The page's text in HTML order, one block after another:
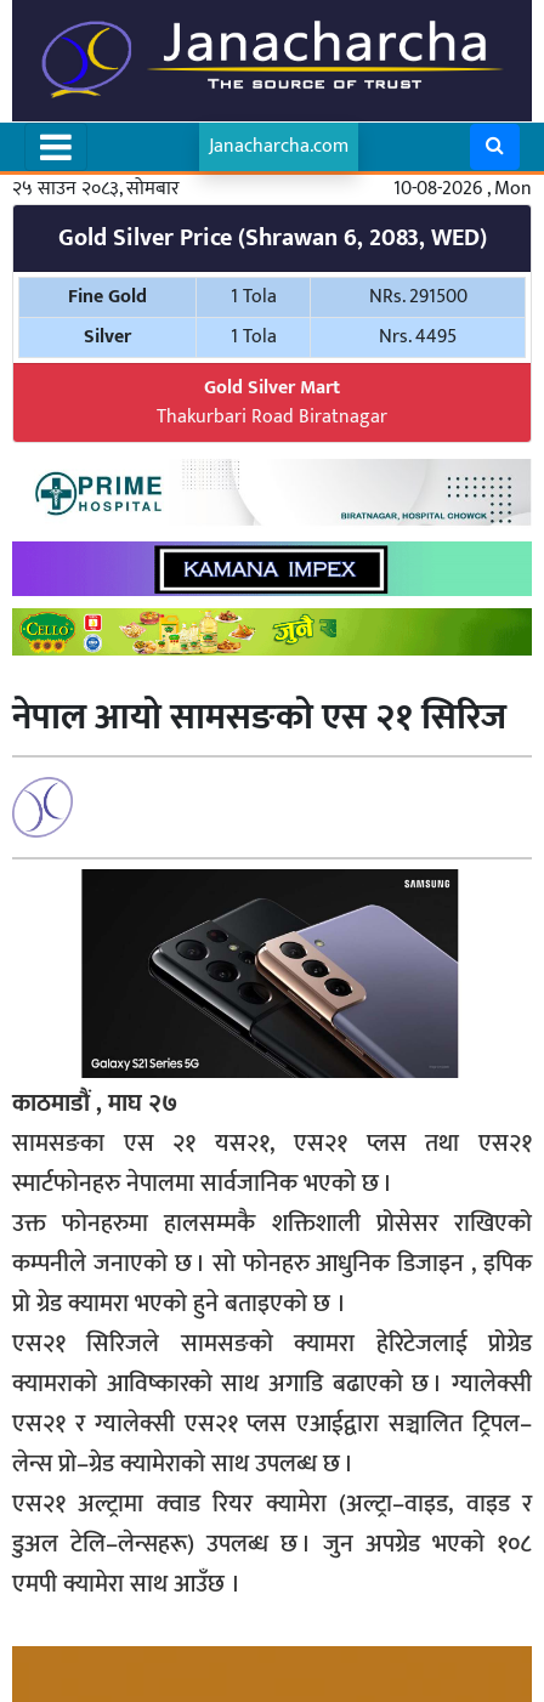
Janacharcha.com
२५ साउन २०८३, सोमबार
10-08-2026 , Mon
Gold Silver Price (Shrawan 6, 2083, WED)
Fine Gold 1 Tola
NRs. 291500
Silver
1 Tola
Nrs. 4495
Gold Silver Mart
Thakurbari Road Biratnagar
नेपाल आयो सामसङकाे एस २१ सिरिज
काठमाडौं , माघ २७
सामसङका एस २१ यस२१, एस२१ प्लस तथा एस२१
स्मार्टफोनहरु नेपालमा सार्वजानिक भएको छ ।
उक्त फोनहरुमा हालसम्मकै शक्तिशाली प्रोसेसर राखिएको
कम्पनीले जनाएको छ । सो फोनहरु आधुनिक डिजाइन , इपिक
प्रो ग्रेड क्यामरा भएको हुने बताइएको छ ।
एस२१ सिरिजले सामसङको क्यामरा हेरिटेजलाई प्रोग्रेड
क्यामराको आविष्कारको साथ अगाडि बढाएको छ । ग्यालेक्सी
एस२१ र ग्यालेक्सी एस२१ प्लस एआईद्वारा सञ्चालित ट्रिपल–
लेन्स प्रो–ग्रेड क्यामेराको साथ उपलब्ध छ ।
एस२१ अल्ट्रामा क्वाड रियर क्यामेरा (अल्ट्रा–वाइड, वाइड र
डुअल टेलि–लेन्सहरू) उपलब्ध छ । जुन अपग्रेड भएको १०८
एमपी क्यामेरा साथ आउँछ ।